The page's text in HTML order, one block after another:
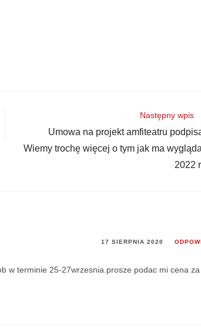
Następny wpis
Umowa na projekt amfiteatru
Wiemy trochę więcej o tym jak ma
2022
17 SIERPNIA 2020
w terminie 25-27wrzesnia.prosze podac mi cena za